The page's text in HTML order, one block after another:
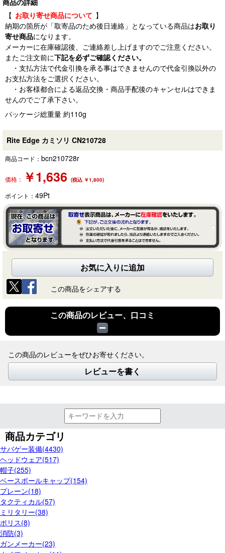
【 お取り寄せ商品について 】
納期の箇所が「取寄品のため後日連絡」となっている商品はお取り
寄せ商品になります。
メーカーに在庫確認後、ご連絡差し上げますのでご注意ください。
またご注文前に下記を必ずご確認ください。
・支払方法で代金引換を承る事はできませんので代金引換以外の
お支払方法をご選択ください。
・お客様都合による返品交換・商品手配後のキャンセルはできま
せんのでご了承下さい。
パッケージ総重量 約110g
Rite Edge カミソリ CN210728
商品コード： bcn210728r
価格： ￥1,636 (税込 ￥1,800)
ポイント： 49Pt
お気に入りに追加
この商品をシェアする
この商品のレビュー、口コミ
この商品のレビューをぜひお寄せください。
レビューを書く
商品カテゴリ
サバゲー装備(4430)
ヘッドウェア(517)
帽子(255)
ベースボールキャップ(154)
プレーン(18)
タクティカル(57)
ミリタリー(38)
ポリス(8)
消防(3)
ガンメーカー(23)